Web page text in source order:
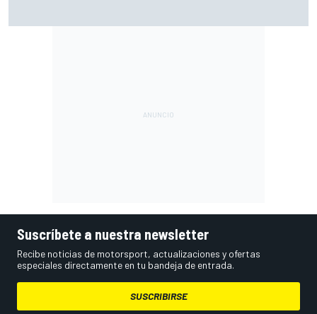
Suscríbete a nuestra newsletter
Recibe noticias de motorsport, actualizaciones y ofertas
especiales directamente en tu bandeja de entrada.
SUSCRIBIRSE